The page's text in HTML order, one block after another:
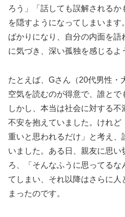
ろう」「話しても誤解されるか
を隠すようになってしまいま
ばかりになり、自分の内面を語
に気づき、深い孤独を感じるよ
たとえば、Gさん（20代男性・
空気を読むのが得意で、誰とで
しかし、本当は社会に対する
不安を抱えていました。けれど
重いと思われるだけ」と考え、
いました。ある日、親友に思い
ろ、「そんなふうに思ってる
てしまい、それ以降はさらに人
まったのです。